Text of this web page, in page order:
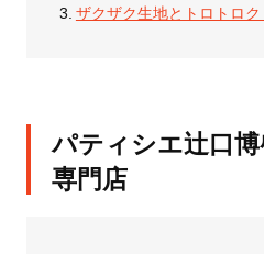
ザクザク生地とトロトロ
パティシエ辻口
専門店